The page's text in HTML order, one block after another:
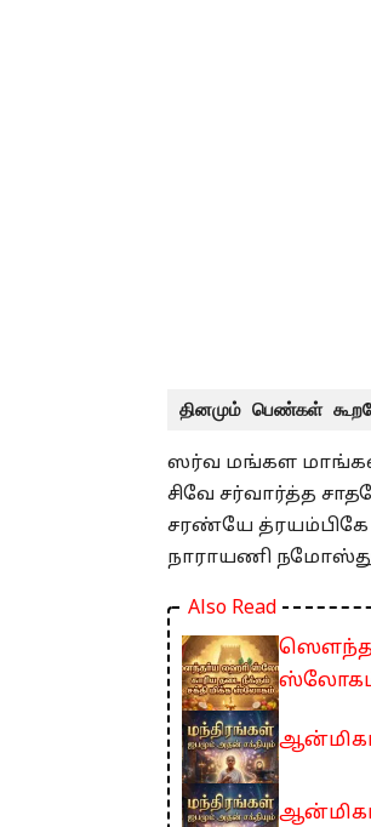
தினமும் பெண்கள்
ஸர்வ மங்கள
சிவே சர்வார்த்த
சரண்யே த்ரயம்பிகே
நாராயணி
Also Read